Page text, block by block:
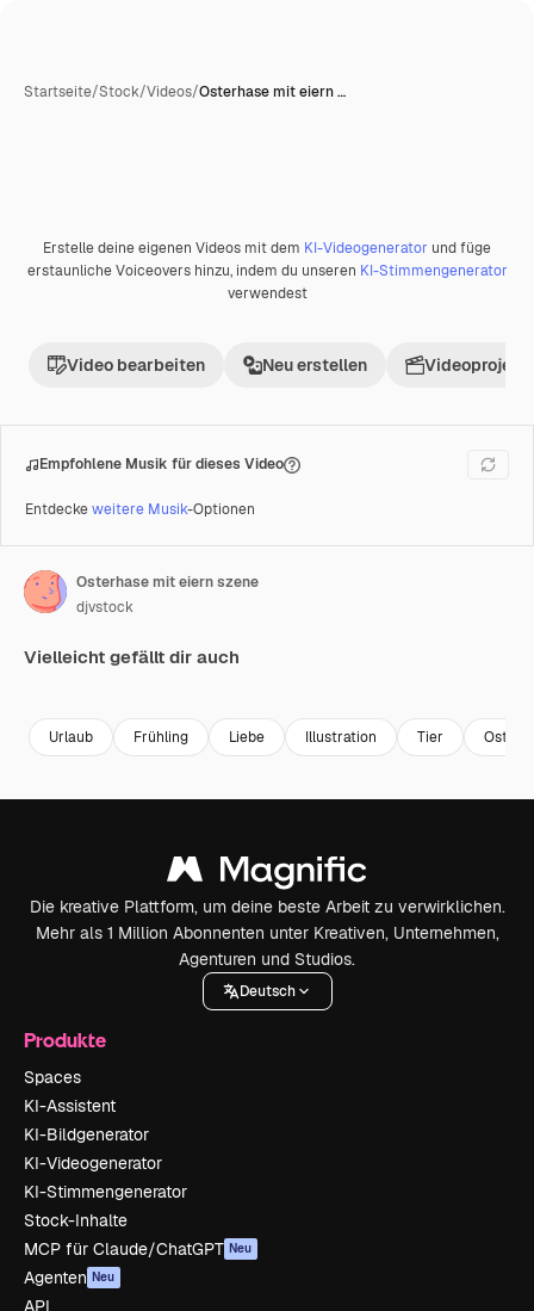
Startseite/Stock/Videos/Osterhase mit eiern …
Premium
Erstelle deine eigenen Videos mit dem KI-Videogenerator und füge
erstaunliche Voiceovers hinzu, indem du unseren KI-Stimmengenerator
verwendest
Video bearbeiten Neu erstellen Videoprojekt
Empfohlene Musik für dieses Video
Entdeckeweitere Musik-Optionen
Osterhase mit eiern szene
djvstock
Vielleicht gefällt dir auch
Urlaub Frühling Liebe Illustration Tier Ostern
Die kreative Plattform, um deine beste Arbeit zu verwirklichen.
Mehr als 1 Million Abonnenten unter Kreativen, Unternehmen,
Agenturen und Studios.
Deutsch
Produkte
Spaces
KI-Assistent
KI-Bildgenerator
KI-Videogenerator
KI-Stimmengenerator
Stock-Inhalte
MCP für Claude/ChatGPT Neu
Agenten Neu
API